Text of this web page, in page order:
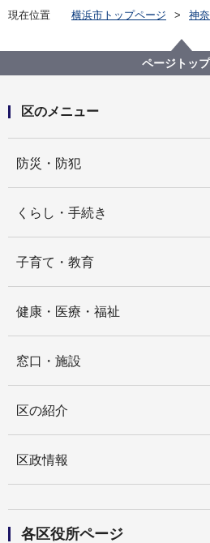
現在位置 横浜市トップページ
神
大口西公園（おおぐちにしこ
ページトッ
区のメニュー
防災・防犯
くらし・手続き
子育て・教育
健康・医療・福祉
窓口・施設
区の紹介
区政情報
各区役所ページ